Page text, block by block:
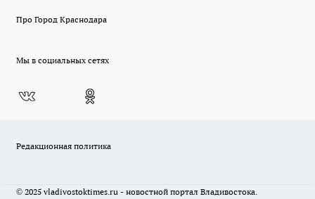
Про Город Краснодара
Мы в социальных сетях
Редакционная политика
© 2025 vladivostoktimes.ru - новостной портал Владивостока.